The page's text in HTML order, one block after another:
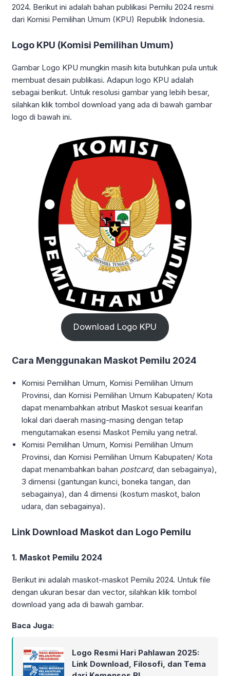
2024. Berikut ini adalah bahan publikasi Pemilu 2024 resmi
dari Komisi Pemilihan Umum (KPU) Republik Indonesia.
Logo KPU (Komisi Pemilihan Umum)
Gambar Logo KPU mungkin masih kita butuhkan pula untuk
membuat desain publikasi. Adapun logo KPU adalah
sebagai berikut. Untuk resolusi gambar yang lebih besar,
silahkan klik tombol download yang ada di bawah gambar
logo di bawah ini.
Download Logo KPU
Cara Menggunakan Maskot Pemilu 2024
Komisi Pemilihan Umum, Komisi Pemilihan Umum
Provinsi, dan Komisi Pemilihan Umum Kabupaten/ Kota
dapat menambahkan atribut Maskot sesuai kearifan
lokal dari daerah masing-masing dengan tetap
mengutamakan esensi Maskot Pemilu yang netral.
Komisi Pemilihan Umum, Komisi Pemilihan Umum
Provinsi, dan Komisi Pemilihan Umum Kabupaten/ Kota
dapat menambahkan bahan postcard, dan sebagainya),
3 dimensi (gantungan kunci, boneka tangan, dan
sebagainya), dan 4 dimensi (kostum maskot, balon
udara, dan sebagainya).
Link Download Maskot dan Logo Pemilu
1. Maskot Pemilu 2024
Berikut ini adalah maskot-maskot Pemilu 2024. Untuk file
dengan ukuran besar dan vector, silahkan klik tombol
download yang ada di bawah gambar.
Baca Juga:
Logo Resmi Hari Pahlawan 2025:
Link Download, Filosofi, dan Tema